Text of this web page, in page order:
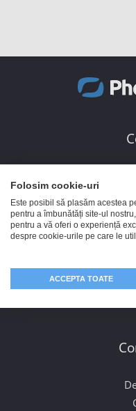
031
Folosim cookie-uri
Este posibil să plasăm acestea
pentru a îmbunătăți site-ul
pentru a vă oferi o experiență
despre cookie-urile pe care le
ACCEPTA TOATE